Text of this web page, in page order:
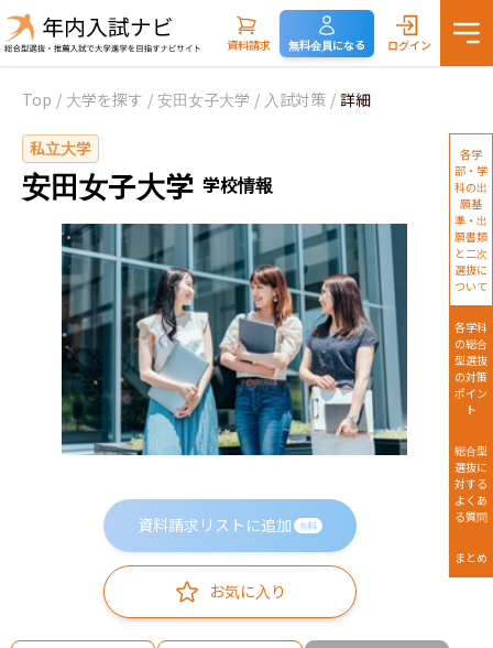
資料請求 無料会員になる ログイン
Top / 大学を探す / 安田女子大学 / 入試対策 / 詳細
私立大学
安田女子大学 学校情報
資料請求リストに追加 無料
お気に入り
各学
部・学
科の出
願基
準・出
願書類
と二次
選抜に
ついて
各学科
の総合
型選抜
の対策
ポイン
ト
総合型
選抜に
対する
よくあ
る質問
まとめ